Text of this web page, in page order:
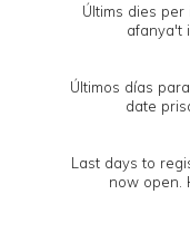
Últims dies per
afanya't
Últimos días
date
Last days to
now open.